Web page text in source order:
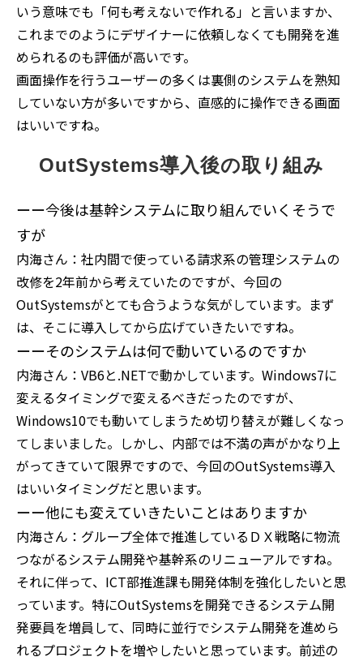
いう意味でも「何も考えないで作れる」と言いますか、
これまでのようにデザイナーに依頼しなくても開発を進
められるのも評価が高いです。
画面操作を行うユーザーの多くは裏側のシステムを熟知
していない方が多いですから、直感的に操作できる画面
はいいですね。
OutSystems導入後の取り組み
ーー今後は基幹システムに取り組んでいくそうで
すが
内海さん：社内間で使っている請求系の管理システムの
改修を2年前から考えていたのですが、今回の
OutSystemsがとても合うような気がしています。まず
は、そこに導入してから広げていきたいですね。
ーーそのシステムは何で動いているのですか
内海さん：VB6と.NETで動かしています。Windows7に
変えるタイミングで変えるべきだったのですが、
Windows10でも動いてしまうため切り替えが難しくなっ
てしまいました。しかし、内部では不満の声がかなり上
がってきていて限界ですので、今回のOutSystems導入
はいいタイミングだと思います。
ーー他にも変えていきたいことはありますか
内海さん：グループ全体で推進しているＤＸ戦略に物流
つながるシステム開発や基幹系のリニューアルですね。
それに伴って、ICT部推進課も開発体制を強化したいと思
っています。特にOutSystemsを開発できるシステム開
発要員を増員して、同時に並行でシステム開発を進めら
れるプロジェクトを増やしたいと思っています。前述の